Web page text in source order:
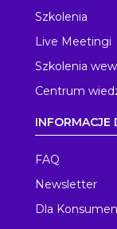
Szkolenia
Live Meetingi
Szkolenia
Centrum
INFORMACJE
FAQ
Newsletter
Dla